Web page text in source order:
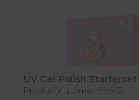
UV Gel Polish
Produktnummer: 92865